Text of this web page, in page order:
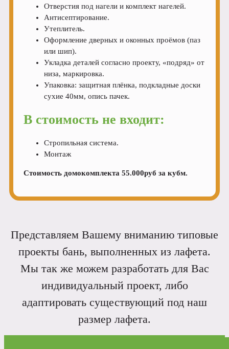
Отверстия под нагели и комплект нагелей.
Антисептирование.
Утеплитель.
Оформление дверных и оконных проёмов (паз
или шип).
Укладка деталей согласно проекту, «подряд» от
низа, маркировка.
Упаковка: защитная плёнка, подкладные доски
сухие 40мм, опись пачек.
В стоимость не входит:
Стропильная система.
Монтаж
Стоимость домокомплекта 55.000руб за кубм.
Представляем Вашему вниманию типовые
проекты бань, выполненных из лафета.
Мы так же можем разработать для Вас
индивидуальный проект, либо
адаптировать существующий под наш
размер лафета.